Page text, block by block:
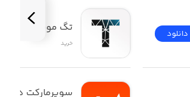
دانلود تگ موند | TAGMOND
خرید